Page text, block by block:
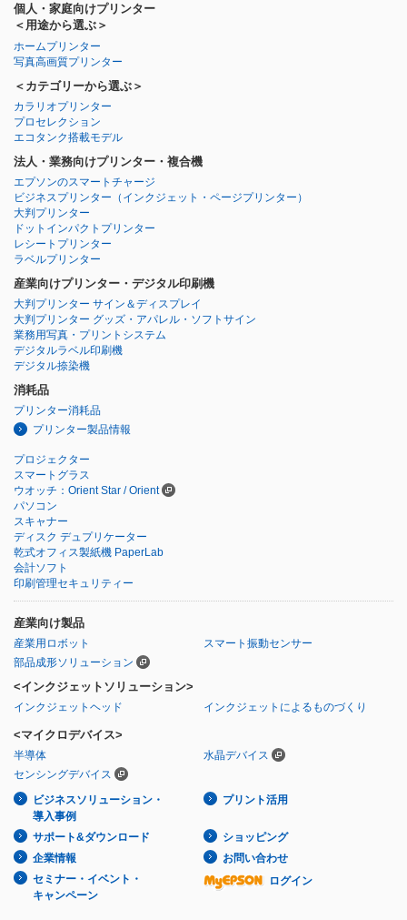
個人・家庭向けプリンター
＜用途から選ぶ＞
ホームプリンター
写真高画質プリンター
＜カテゴリーから選ぶ＞
カラリオプリンター
プロセレクション
エコタンク搭載モデル
法人・業務向けプリンター・複合機
エプソンのスマートチャージ
ビジネスプリンター （インクジェット・ページプリンター）
大判プリンター
ドットインパクトプリンター
レシートプリンター
ラベルプリンター
産業向けプリンター・デジタル印刷機
大判プリンター サイン＆ディスプレイ
大判プリンター グッズ・アパレル・ソフトサイン
業務用写真・プリントシステム
デジタルラベル印刷機
デジタル捺染機
消耗品
プリンター消耗品
プリンター製品情報
プロジェクター
スマートグラス
ウオッチ：Orient Star / Orient
パソコン
スキャナー
ディスク デュプリケーター
乾式オフィス製紙機 PaperLab
会計ソフト
印刷管理セキュリティー
産業向け製品
産業用ロボット
スマート振動センサー
部品成形ソリューション
<インクジェットソリューション>
インクジェットヘッド インクジェットによるものづくり
<マイクロデバイス>
半導体
水晶デバイス
センシングデバイス
ビジネスソリューション・
導入事例
プリント活用
サポート&ダウンロード
ショッピング
企業情報
お問い合わせ
セミナー・イベント・
キャンペーン
ログイン